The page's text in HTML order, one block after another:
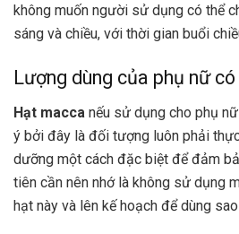
không muốn người sử dụng có thể
sáng và chiều, với thời gian buổi
Lượng dùng của phụ nữ
Hạt macca nếu sử dụng cho phụ
ý bởi đây là đối tượng luôn phải
dưỡng một cách đặc biệt để đảm
tiên cần nên nhớ là không sử dụng
hạt này và lên kế hoạch để dùng